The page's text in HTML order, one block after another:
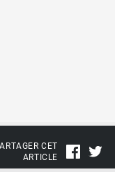
CET
ARTICLE